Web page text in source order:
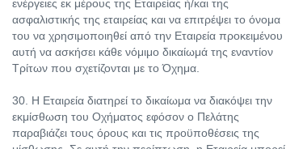
ενέργειες εκ μέρους της Εταιρείας ή/και της
ασφαλιστικής της εταιρείας και να επιτρέψει το όνομα
του να χρησιμοποιηθεί από την Εταιρεία προκειμένου
αυτή να ασκήσει κάθε νόμιμο δικαίωμά της εναντίον
Τρίτων που σχετίζονται με το Όχημα.
30. Η Εταιρεία διατηρεί το δικαίωμα να διακόψει την
εκμίσθωση του Οχήματος εφόσον ο Πελάτης
παραβιάζει τους όρους και τις προϋποθέσεις της